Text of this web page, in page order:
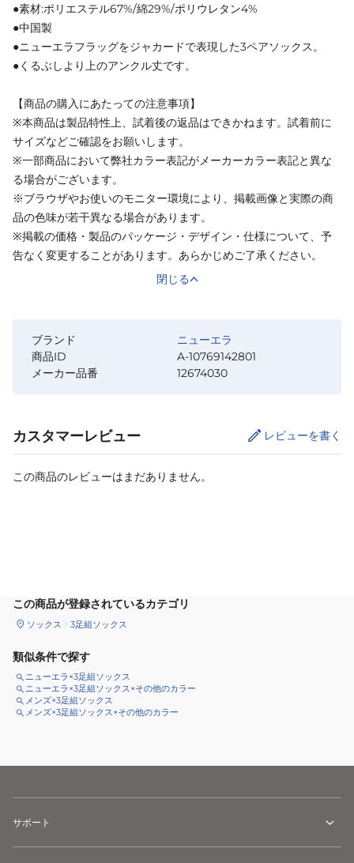
●素材:ポリエステル67%/綿29%/ポリウレタン4%
●中国製
●ニューエラフラッグをジャカードで表現した3ペアソックス。
●くるぶしより上のアンクル丈です。
【商品の購入にあたっての注意事項】
※本商品は製品特性上、試着後の返品はできかねます。試着前に
サイズなどご確認をお願いします。
※一部商品において弊社カラー表記がメーカーカラー表記と異な
る場合がございます。
※ブラウザやお使いのモニター環境により、掲載画像と実際の商
品の色味が若干異なる場合があります。
※掲載の価格・製品のパッケージ・デザイン・仕様について、予
告なく変更することがあります。あらかじめご了承ください。
閉じる
ブランド
ニューエラ
商品ID
A-10769142801
メーカー品番
12674030
カスタマーレビュー レビューを書く
この商品のレビューはまだありません。
この商品が登録されているカテゴリ
ソックス 3足組ソックス
類似条件で探す
ニューエラ×3足組ソックス
ニューエラ×3足組ソックス×その他のカラー
メンズ×3足組ソックス
メンズ×3足組ソックス×その他のカラー
サポート